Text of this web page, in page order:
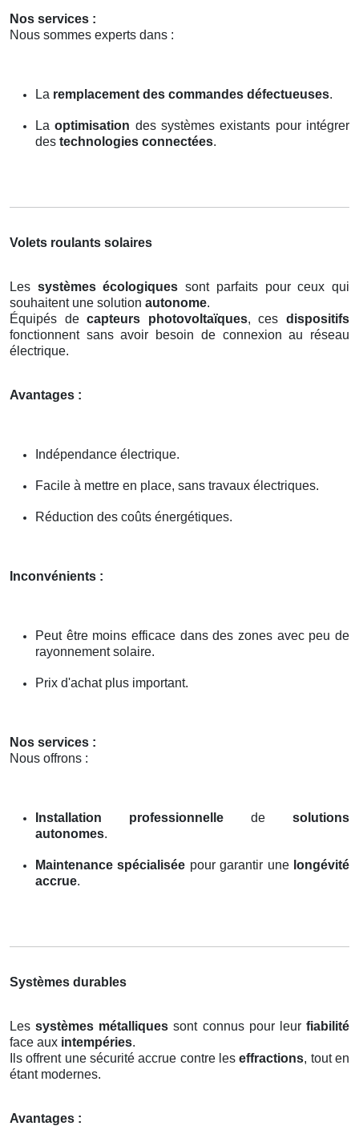
Nos services :
Nous sommes experts dans :
La remplacement des commandes défectueuses.
Laoptimisation des systèmes existants pour intégrer
des technologies connectées.
Volets roulants solaires
Les systèmes écologiques sont parfaits pour ceux qui
souhaitent une solution autonome.
Équipés decapteurs photovoltaïques, cesdispositifs
fonctionnent sans avoir besoin de connexion au réseau
électrique.
Avantages :
Indépendance électrique.
Facile à mettre en place, sans travaux électriques.
Réduction des coûts énergétiques.
Inconvénients :
Peut être moins efficace dans des zones avec peu de
rayonnement solaire.
Prix d'achat plus important.
Nos services :
Nous offrons :
Installation professionnelle de solutions
autonomes.
Maintenance spécialisée pour garantir une longévité
accrue.
Systèmes durables
Lessystèmes métalliques sont connus pour leurfiabilité
face aux intempéries.
Ils offrent une sécurité accrue contre leseffractions, tout en
étant modernes.
Avantages :